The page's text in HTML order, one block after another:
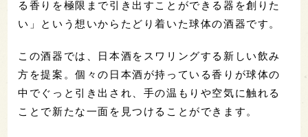
る香りを極限まで引き出すことができる器を創りた
い」という想いからたどり着いた球体の酒器です。
この酒器では、日本酒をスワリングする新しい飲み
方を提案。個々の日本酒が持っている香りが球体の
中でぐっと引き出され、手の温もりや空気に触れる
ことで新たな一面を見つけることができます。